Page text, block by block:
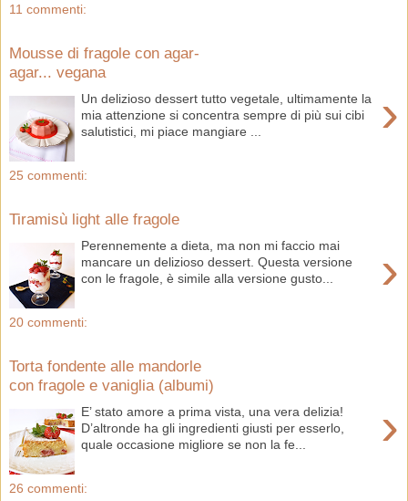
11 commenti:
Mousse di fragole con agar-
agar... vegana
›
Un delizioso dessert tutto vegetale, ultimamente la
mia attenzione si concentra sempre di più sui cibi
salutistici, mi piace mangiare ...
25 commenti:
Tiramisù light alle fragole
›
Perennemente a dieta, ma non mi faccio mai
mancare un delizioso dessert. Questa versione
con le fragole, è simile alla versione gusto...
20 commenti:
Torta fondente alle mandorle
con fragole e vaniglia (albumi)
›
E’ stato amore a prima vista, una vera delizia!
D’altronde ha gli ingredienti giusti per esserlo,
quale occasione migliore se non la fe...
26 commenti: